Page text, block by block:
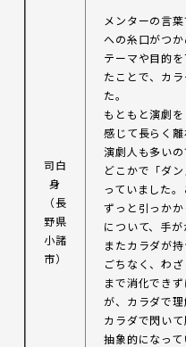
司白
身
（長
野県
小諸
市）
メンターの言
への糸口がつ
テーマや目的
たことで、カ
た。
もともと演劇
感じて長らく
演劇人も多い
どこかで「ダ
っていました
ずっと引っか
について、手
またカラダが
ごちなく、わ
まで消化でき
が、カラダで理
カラダで閃い
抽象的になっ